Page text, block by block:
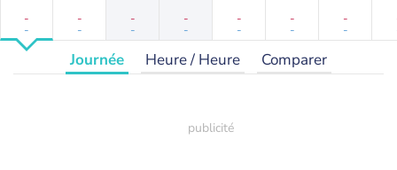
-
-
-
-
-
-
-
-
-
-
-
-
-
-
Journée Heure / Heure Comparer